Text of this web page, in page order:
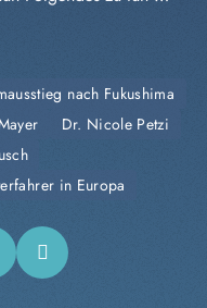
nach Fukushima
Dr. Nicole Petzi
in Europa